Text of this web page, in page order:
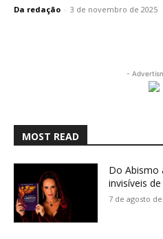
Da redação - 3 de novembro de 2025
-
MOST READ
Do Abismo
invisíveis
7 de agosto